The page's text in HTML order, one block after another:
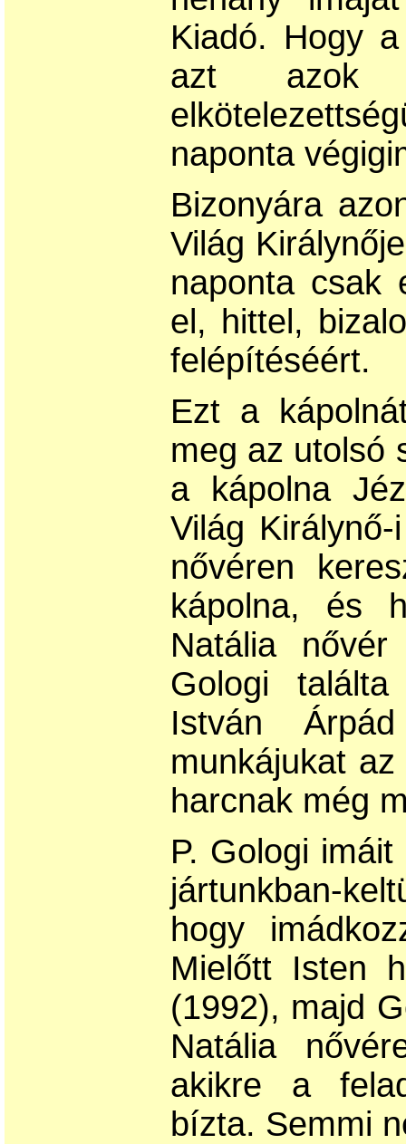
Kiadó. Hogy
azt azok
naponta
Bizonyára
Világ
naponta csak
el, hittel,
felépítéséért.
Ezt a
meg az utolsó
a kápolna
Világ
nővéren
kápolna, és
Natália
Gologi
István
munkájukat
harcnak még
P. Gologi
jártunkban-
hogy
Mielőtt Isten
(1992), majd
Natália
akikre a
bízta. Semmi